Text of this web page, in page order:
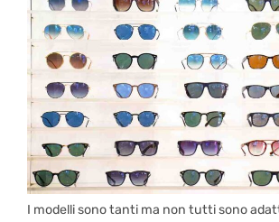
I modelli sono tanti ma non tutti sono